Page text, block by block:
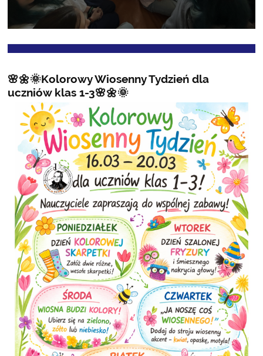
🌸🌼🌞Kolorowy Wiosenny Tydzień dla
uczniów klas 1-3🌸🌼🌞